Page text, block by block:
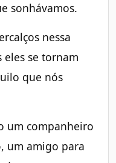
sonhávamos.
nessa
se tornam
que nós
um companheiro
um amigo para